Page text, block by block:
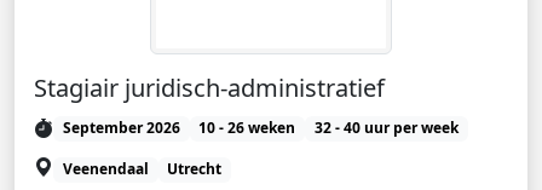
Stagiair juridisch-administratief
September 2026 10 - 26 weken
32 - 40 uur per week
Veenendaal
Utrecht